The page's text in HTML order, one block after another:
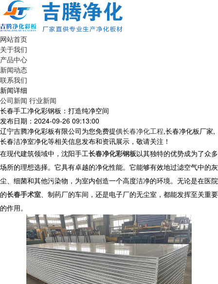
网站首页
关于我们
产品中心
新闻动态
联系我们
新闻详细
公司新闻 行业新闻
长春手工净化彩钢板：打造纯净空间
发布日期：2024-09-26 09:13:00
辽宁吉腾净化彩板有限公司为您免费提供长春净化工程,长春净化板厂家,
长春洁净室净化等相关信息发布和资讯展示，敬请关注！
在现代建筑领域中，沈阳手工长春净化彩钢板以其独特的优势成为了众多
场所的理想选择。它具有卓越的净化性能。它能够有效地过滤空气中的灰
尘、细菌和其他污染物，为室内创造一个高度洁净的环境。无论是在医院
的长春手术室、制药厂的车间，还是电子厂的无尘室，都能发挥至关重要
的作用。